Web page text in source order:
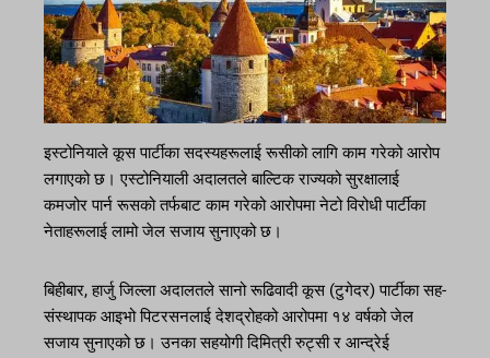
इस्टोनियाले कूस पार्टीका सदस्यहरूलाई रूसीको लागि काम गरेको आरोप
लगाएको छ। एस्टोनियाली अदालतले बाल्टिक राज्यको सुरक्षालाई
कमजोर पार्न रूसको तर्फबाट काम गरेको आरोपमा नेटो विरोधी पार्टीका
नेताहरूलाई लामो जेल सजाय सुनाएको छ।
बिहीबार, हार्जु जिल्ला अदालतले सानो रूढिवादी कूस (टुगेदर) पार्टीका सह-
संस्थापक आइभो पिटरसनलाई देशद्रोहको आरोपमा १४ वर्षको जेल
सजाय सुनाएको छ। उनका सहयोगी दिमित्री रुट्सी र आन्द्रेई